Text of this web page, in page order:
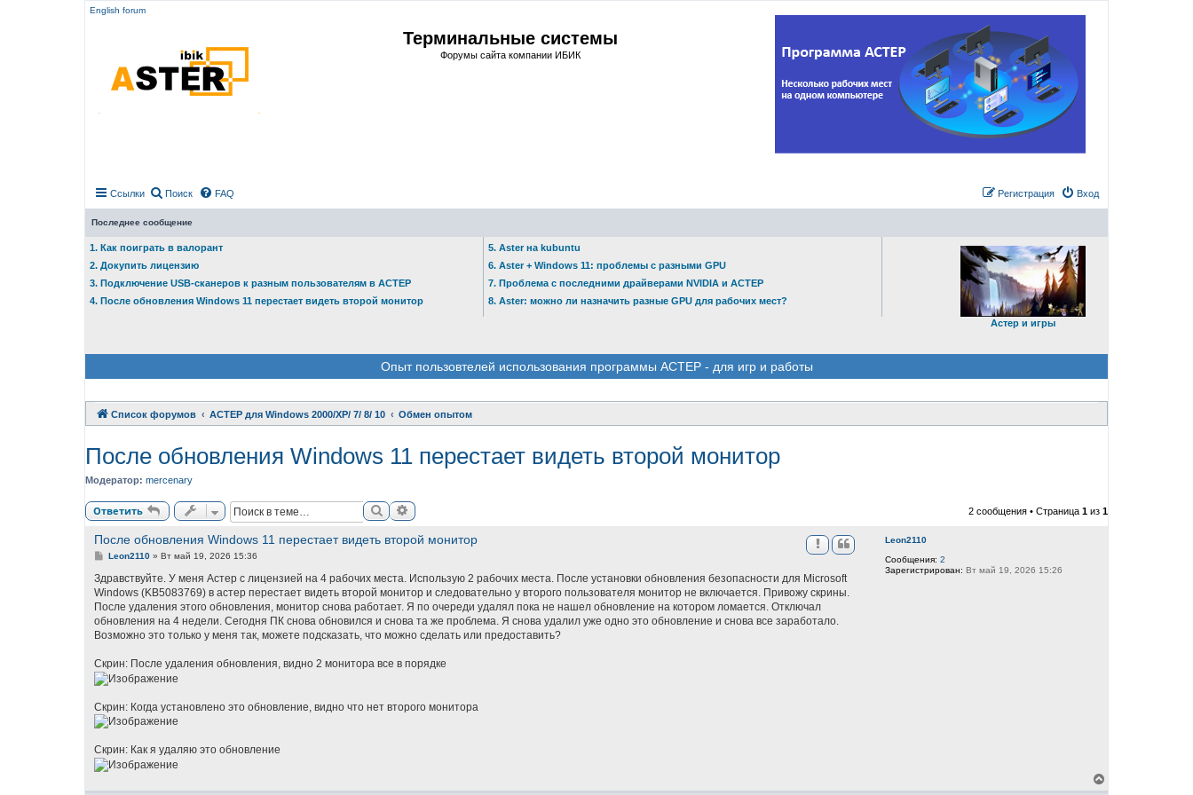
English forum
Терминальные системы
Форумы сайта компании ИБИК
Ссылки Поиск FAQ Вход
Регистрация
Последнее сообщение
1. Как поиграть в валорант
2. Докупить лицензию
3. Подключение USB-сканеров к разным пользователям в АСТЕР
4. После обновления Windows 11 перестает видеть второй монитор
5. Aster на kubuntu
6. Aster + Windows 11: проблемы с разными GPU
7. Проблема с последними драйверами NVIDIA и АСТЕР
8. Aster: можно ли назначить разные GPU для рабочих мест?
Астер и игры
Опыт пользовтелей использования программы АСТЕР - для игр и работы
Список форумов АСТЕР для Windows 2000/XP/ 7/ 8/ 10 Обмен опытом
После обновления Windows 11 перестает видеть второй монитор
Модератор: mercenary
Ответить ПоискРасширенный поиск 2 сообщения • Страница 1 из 1
Leon2110
Сообщения: 2
Зарегистрирован: Вт май 19, 2026 15:26
После обновления Windows 11 перестает видеть второй монитор
С
о
б
щ
е
н
е
Leon2110» Вт май 19, 2026 15:36
Здравствуйте. У меня Астер с лицензией на 4 рабочих места. Использую 2 рабочих места. После установки обновления безопасности для Microsoft
Windows (KB5083769) в астер перестает видеть второй монитор и следовательно у второго пользователя монитор не включается. Привожу скрины.
После удаления этого обновления, монитор снова работает. Я по очереди удалял пока не нашел обновление на котором ломается. Отключал
обновления на 4 недели. Сегодня ПК снова обновился и снова та же проблема. Я снова удалил уже одно это обновление и снова все заработало.
Возможно это только у меня так, можете подсказать, что можно сделать или предоставить?
Скрин: После удаления обновления, видно 2 монитора все в порядке
Скрин: Когда установлено это обновление, видно что нет второго монитора
Скрин: Как я удаляю это обновление
е